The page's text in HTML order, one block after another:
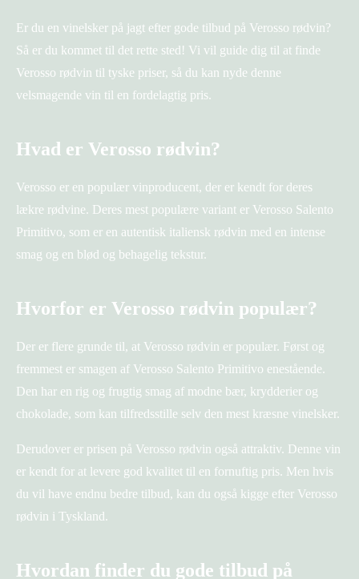
Er du en vinelsker på jagt efter gode tilbud på Verosso rødvin?
Så er du kommet til det rette sted! Vi vil guide dig til at finde
Verosso rødvin til tyske priser, så du kan nyde denne
velsmagende vin til en fordelagtig pris.
Hvad er Verosso rødvin?
Verosso er en populær vinproducent, der er kendt for deres
lækre rødvine. Deres mest populære variant er Verosso Salento
Primitivo, som er en autentisk italiensk rødvin med en intense
smag og en blød og behagelig tekstur.
Hvorfor er Verosso rødvin populær?
Der er flere grunde til, at Verosso rødvin er populær. Først og
fremmest er smagen af Verosso Salento Primitivo enestående.
Den har en rig og frugtig smag af modne bær, krydderier og
chokolade, som kan tilfredsstille selv den mest kræsne vinelsker.
Derudover er prisen på Verosso rødvin også attraktiv. Denne vin
er kendt for at levere god kvalitet til en fornuftig pris. Men hvis
du vil have endnu bedre tilbud, kan du også kigge efter Verosso
rødvin i Tyskland.
Hvordan finder du gode tilbud på